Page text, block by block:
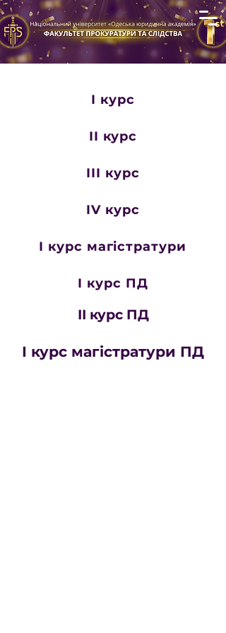
І курс
ІІ курс
ІІІ курс
IV курс
І курс магістратури
І курс ПД
ІІ курс ПД
І курс магістратури ПД